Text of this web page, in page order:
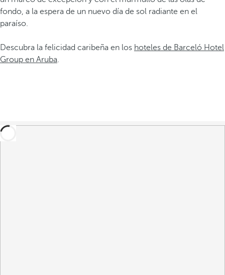
fondo, a la espera de un nuevo día de sol radiante en el
paraíso.
Descubra la felicidad caribeña en los hoteles de Barceló Hotel
Group en Aruba.